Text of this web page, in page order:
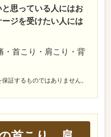
思っている人にはお
ジを受けたい人には
首こり・肩こり・背
証するものではありません。